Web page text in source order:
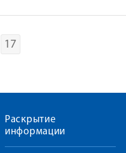
17
Раскрытие
информации